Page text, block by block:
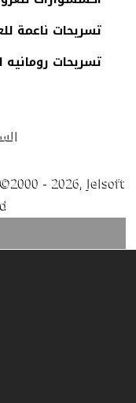
تسريحات ناعمة
تسريحات
- 2026, Jelsoft